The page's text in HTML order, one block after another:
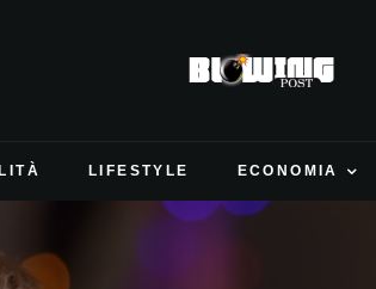
LIFESTYLE ECONOMIA